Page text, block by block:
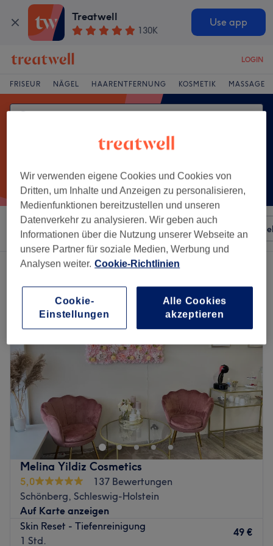
Treatwell
130K
Use app
LOGIN
FRISEUR NÄGEL HAARENTFERNUNG KOSMETIK MASSAGE
Sortieren nach Besonderheiten Salons
Ein Salon, der anbietet:
Melina Yildiz Cosmetics
5,0
137 Bewertungen
Schönberg, Schleswig-Holstein
Auf Karte anzeigen
Skin Reset - Tiefenreinigung
1 Std.
49 €
Wir verwenden eigene Cookies und Cookies von
Dritten, um Inhalte und Anzeigen zu personalisieren,
Medienfunktionen bereitzustellen und unseren
Datenverkehr zu analysieren. Wir geben auch
Informationen über die Nutzung unserer Webseite an
unsere Partner für soziale Medien, Werbung und
Analysen weiter. Cookie-Richtlinien
Cookie-
Einstellungen
Alle Cookies
akzeptieren